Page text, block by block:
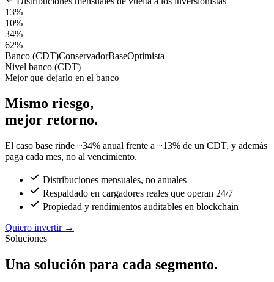
13%
10%
34%
62%
Banco (CDT)ConservadorBaseOptimista
Nivel banco (CDT)
Mejor que dejarlo en el banco
Mismo riesgo,
mejor retorno.
El caso base rinde ~34% anual frente a ~13% de un CDT, y además
paga cada mes, no al vencimiento.
Distribuciones mensuales, no anuales
Respaldado en cargadores reales que operan 24/7
Propiedad y rendimientos auditables en blockchain
Quiero invertir →
Soluciones
Una solución para cada segmento.